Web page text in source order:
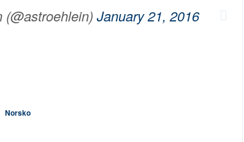
(@astroehlein)January 21, 2016
Norsko